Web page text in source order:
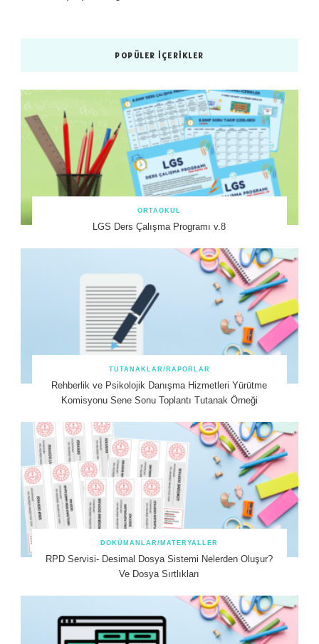
POPÜLER İÇERIKLER
ORTAOKUL
LGS Ders Çalışma Programı v.8
TUTANAKLAR/RAPORLAR
Rehberlik ve Psikolojik Danışma Hizmetleri Yürütme
Komisyonu Sene Sonu Toplantı Tutanak Örneği
DOKÜMANLAR/MATERYALLER
RPD Servisi- Desimal Dosya Sistemi Nelerden Oluşur?
Ve Dosya Sırtlıkları